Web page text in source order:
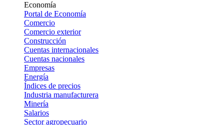
Economía
Portal de Economía
Comercio
Comercio exterior
Construcción
Cuentas internacionales
Cuentas nacionales
Empresas
Energía
Índices de precios
Industria manufacturera
Minería
Salarios
Sector agropecuario